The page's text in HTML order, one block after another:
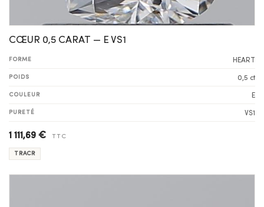
CŒUR 0,5 CARAT — E VS1
FORME HEART
POIDS 0,5 ct
COULEUR E
PURETÉ VS1
1 111,69 € TTC
TRACR